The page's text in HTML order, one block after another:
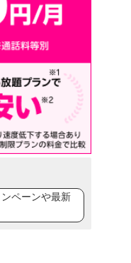
ペーンや最新